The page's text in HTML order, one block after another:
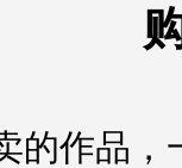
作品，